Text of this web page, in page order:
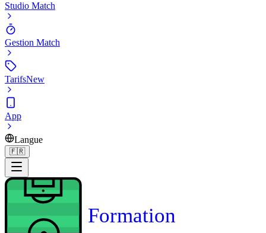
Studio Match
Gestion Match
TarifsNew
App
Langue
🇫🇷
Formation